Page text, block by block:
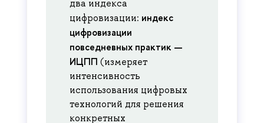
два индекса
цифровизации: индекс
цифровизации
повседневных практик —
ИЦПП (измеряет
интенсивность
использования цифровых
технологий для решения
конкретных